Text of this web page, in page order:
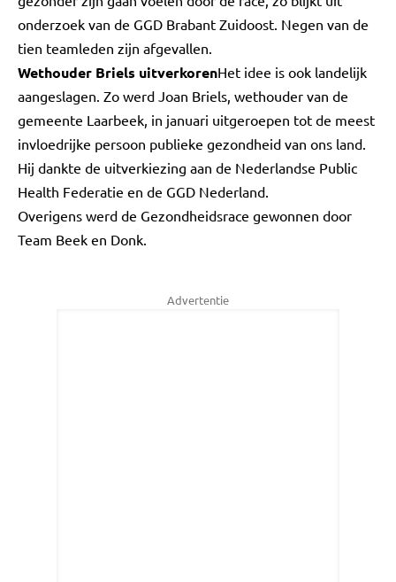
onderzoek van de GGD Brabant Zuidoost. Negen van de
tien teamleden zijn afgevallen.
Wethouder Briels uitverkorenHet idee is ook landelijk
aangeslagen. Zo werd Joan Briels, wethouder van de
gemeente Laarbeek, in januari uitgeroepen tot de meest
invloedrijke persoon publieke gezondheid van ons land.
Hij dankte de uitverkiezing aan de Nederlandse Public
Health Federatie en de GGD Nederland.
Overigens werd de Gezondheidsrace gewonnen door
Team Beek en Donk.
Advertentie